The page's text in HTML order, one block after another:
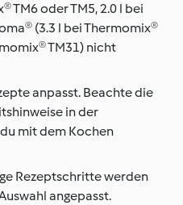
TM6 oder TM5, 2.0 l bei
(3.3 l bei Thermomix®
TM31) nicht
anpasst. Beachte die
in der
mit dem Kochen
Rezeptschritte werden
angepasst.